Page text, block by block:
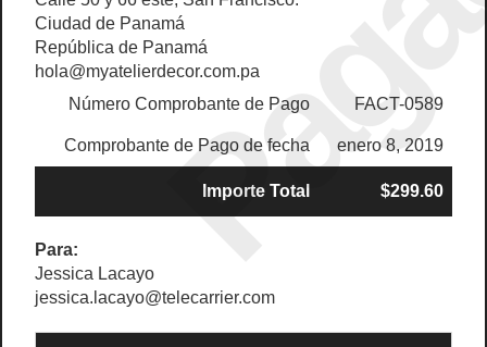
Ciudad de Panamá
República de Panamá
hola@myatelierdecor.com.pa
Número Comprobante de Pago
FACT-0589
Comprobante de Pago de fecha enero 8, 2019
Importe Total $299.60
Para:
Jessica Lacayo
jessica.lacayo@telecarrier.com